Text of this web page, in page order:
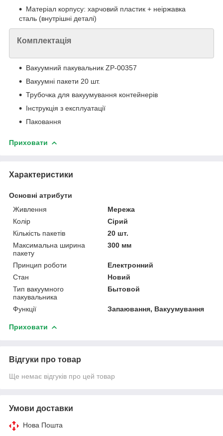
Матеріал корпусу: харчовий пластик + неіржавка
сталь (внутрішні деталі)
Комплектація
Вакуумний пакувальник ZP-00357
Вакуумні пакети 20 шт.
Трубочка для вакуумування контейнерів
Інструкція з експлуатації
Паковання
Приховати
Характеристики
Основні атрибути
Живлення
Мережа
Колір
Сірий
Кількість пакетів
20 шт.
Максимальна ширина
пакету
300 мм
Принцип роботи
Електронний
Стан
Новий
Тип вакуумного
пакувальника
Бытовой
Функції Запаювання, Вакуумування
Приховати
Відгуки про товар
Ще немає відгуків про цей товар
Умови доставки
Нова Пошта